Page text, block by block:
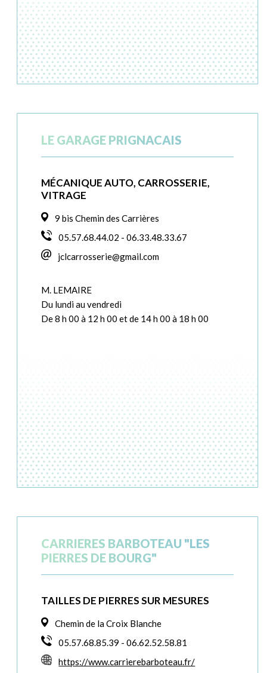
LE GARAGE PRIGNACAIS
MÉCANIQUE AUTO, CARROSSERIE,
VITRAGE
9 bis Chemin des Carrières
05.57.68.44.02 - 06.33.48.33.67
jclcarrosserie@gmail.com
M. LEMAIRE
Du lundi au vendredi
De 8 h 00 à 12 h 00 et de 14 h 00 à 18 h 00
CARRIERES BARBOTEAU "LES
PIERRES DE BOURG"
TAILLES DE PIERRES SUR MESURES
Chemin de la Croix Blanche
05.57.68.85.39 - 06.62.52.58.81
https://www.carrierebarboteau.fr/